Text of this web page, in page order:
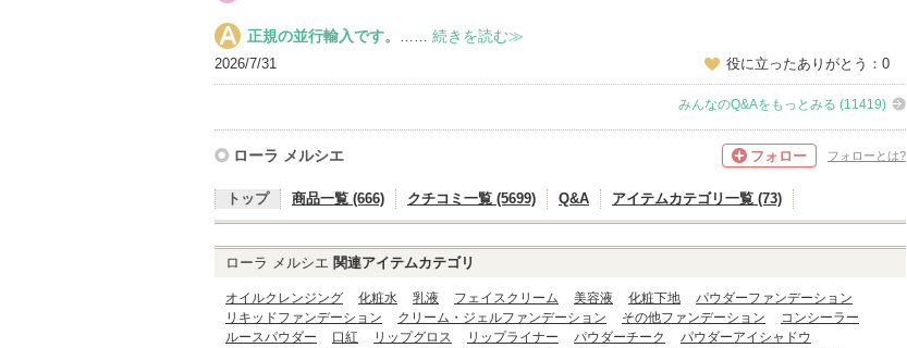
正規の並行輸入です。 …… 続きを読む≫
2026/7/31 役に立ったありがとう：0
みんなのQ&Aをもっとみる (11419)
ローラ メルシエ フォロー フォローとは?
トップ 商品一覧 (666) クチコミ一覧 (5699) Q&A アイテムカテゴリ一覧 (73)
ローラ メルシエ 関連アイテムカテゴリ
オイルクレンジング 化粧水 乳液 フェイスクリーム 美容液 化粧下地
パウダーファンデーション
リキッドファンデーション
クリーム・ジェルファンデーション その他ファンデーション
コンシーラー
ルースパウダー
口紅 リップグロス リップライナー パウダーチーク
パウダーアイシャドウ